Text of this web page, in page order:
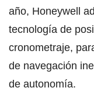
año, Honeywell
tecnología de
cronometraje,
de navegación
de autonomía.